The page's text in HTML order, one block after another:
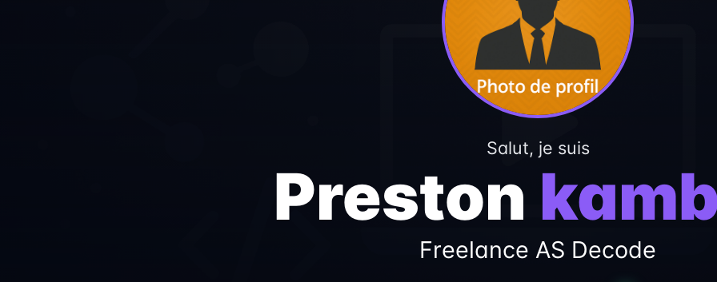
Salut, je suis
Preston
Freelance AS Decode